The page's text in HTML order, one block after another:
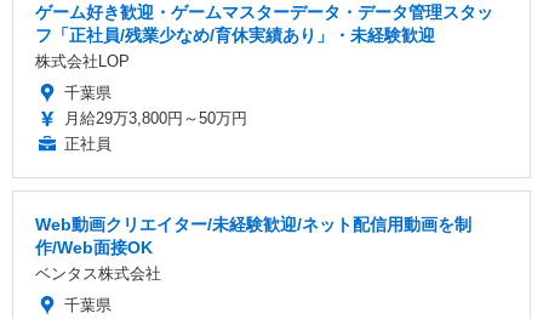
ゲーム好き歓迎・ゲームマスターデータ・データ管理スタッ
フ「正社員/残業少なめ/育休実績あり」・未経験歓迎
株式会社LOP
千葉県
月給29万3,800円～50万円
正社員
Web動画クリエイター/未経験歓迎/ネット配信用動画を制
作/Web面接OK
ベンタス株式会社
千葉県